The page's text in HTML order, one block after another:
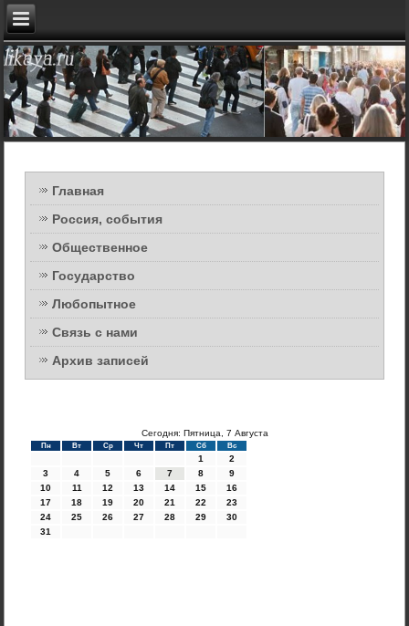
Главная
Россия, события
Общественное
Государство
Любопытное
Связь с нами
Архив записей
Сегодня: Пятница, 7 Августа
Пн Вт Ср Чт Пт Сб Вс
1
2
3
4 5 6 7 8
9
10
11 12 13 14 15
16
17
18 19 20 21 22
23
24
25 26 27 28 29
30
31